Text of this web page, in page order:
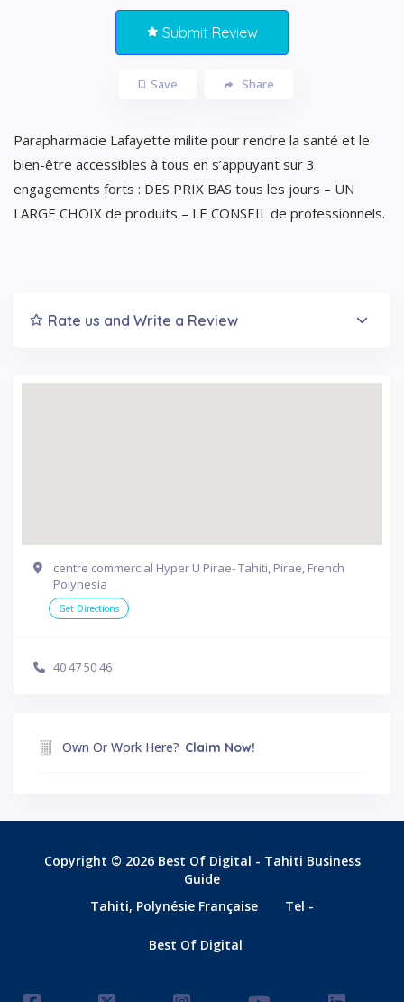
Submit Review
Save Share
Parapharmacie Lafayette milite pour rendre la santé et le
bien-être accessibles à tous en s’appuyant sur 3
engagements forts : DES PRIX BAS tous les jours – UN
LARGE CHOIX de produits – LE CONSEIL de professionnels.
Rate us and Write a Review
centre commercial Hyper U Pirae- Tahiti, Pirae, French
Polynesia
Get Directions
40 47 50 46
Own Or Work Here? Claim Now!
Copyright © 2026 Best Of Digital - Tahiti Business
Guide
Tahiti, Polynésie Française
Tel -
Best Of Digital